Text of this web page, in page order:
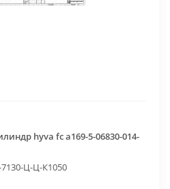
hyva fc a169-5-06830-014-
Ц-Ц-К1050